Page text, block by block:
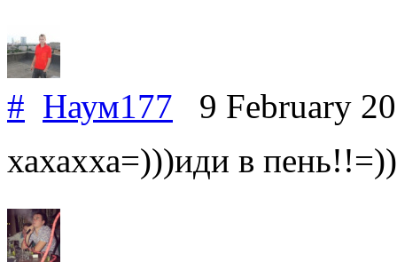
# Наум177 9 February
хахахха=)))иди в пень!!=))